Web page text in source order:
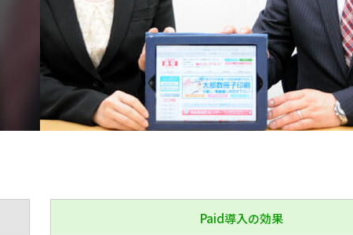
Paid導入の効果